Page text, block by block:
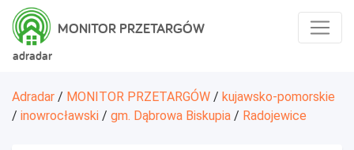
adradar
MONITOR PRZETARGÓW
Adradar / MONITOR PRZETARGÓW / kujawsko-pomorskie
/ inowrocławski / gm. Dąbrowa Biskupia / Radojewice